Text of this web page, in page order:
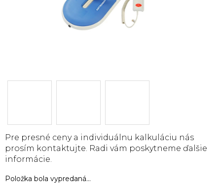
Položka bola vypredaná…
Pre presné ceny a individuálnu kalkuláciu nás
prosím kontaktujte. Radi vám poskytneme ďalšie
informácie.